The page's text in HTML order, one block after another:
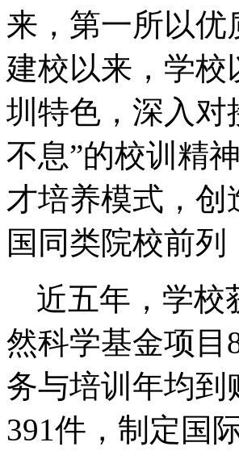
来，第一所以优
建校以来，学
圳特色，深入对
不息”的校训精
才培养模式，
国同类院校前
近五年，学校
然科学基金项目
务与培训年均到
391件，制定国